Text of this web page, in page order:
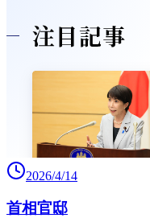
2026/4/14
首相官邸